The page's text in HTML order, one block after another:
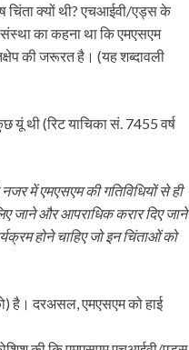
चिंता क्यों थी? एचआईवी/एड्स के
संस्था का कहना था कि एमएसएम
की जरूरत है। (यह शब्दावली
यूं थी (रिट याचिका सं. 7455 वर्ष
में एमएसएम की गतिविधियों से ही
जाने और आपराधिक करार दिए जाने
होने चाहिए जो इन चिंताओं को
है। दरअसल, एमएसएम को हाई